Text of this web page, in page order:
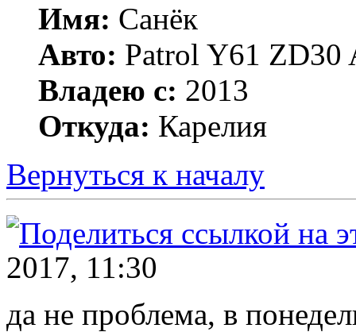
Имя: Санёк
Авто: Patrol Y61 ZD30
Владею с: 2013
Откуда: Карелия
Вернуться к началу
2017, 11:30
да не проблема, в